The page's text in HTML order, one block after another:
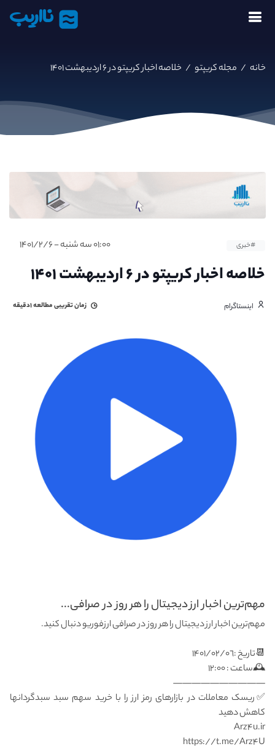
نااریب
خانه / مجله کریپتو / خلاصه اخبار کریپتو در ۶ اردیبهشت ۱۴۰۱
#خبری ۰۱:۰۰ سه شنبه - ۱۴۰۱/۲/۶
خلاصه اخبار کریپتو در ۶ اردیبهشت ۱۴۰۱
اینستاگرام زمان تقریبی مطالعه۱دقیقه
مهم‌ترین اخبار ارز دیجیتال را هر روز در صرافی...
مهم‌ترین اخبار ارز دیجیتال را هر روز در صرافی ارزفوریو دنبال کنید.
📆تاریخ :۱۴۰۱/۰۲/۰٦
🕰ساعت : ١٢:٠٠
——————————
✅ریسک معاملات در بازارهای رمز ارز را با خرید سهم سبد سبدگردانها
کاهش دهید